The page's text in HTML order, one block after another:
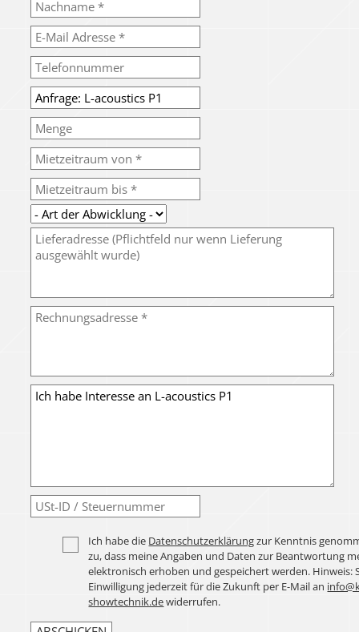
Ich habe die Datenschutzerklärungzur Kenntnis
zu, dass meine Angaben und Daten zur Beantwortung
elektronisch erhoben und gespeichert werden. Hinweis:
Einwilligung jederzeit für die Zukunft per E-Mail an
showtechnik.dewiderrufen.